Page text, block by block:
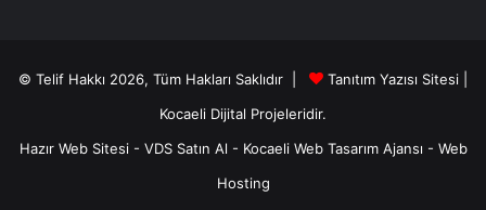
© Telif Hakkı 2026, Tüm Hakları Saklıdır |
Tanıtım Yazısı Sitesi |
Kocaeli Dijital Projeleridir.
Hazır Web Sitesi- VDS Satın Al - Kocaeli Web Tasarım Ajansı - Web
Hosting